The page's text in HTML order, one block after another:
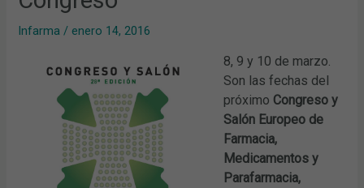
Infarma / enero 14, 2016
8, 9 y 10 de marzo.
Son las fechas del
próximo Congreso y
Salón Europeo de
Farmacia,
Medicamentos y
Parafarmacia,